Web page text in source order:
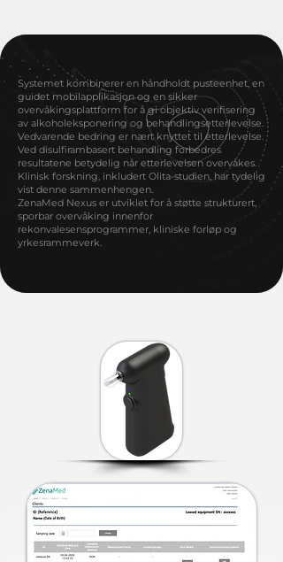
Systemet kombinerer en håndholdt pusteenhet, en
guidet mobilapplikasjon og en sikker
overvåkingsplattform for å gi objektiv verifisering
av alkoholeksponering og behandlingsetterlevelse.
Vedvarende bedring er nært knyttet til etterlevelse.
Ved disulfirambasert behandling forbedres
resultatene betydelig når etterlevelsen overvåkes.
Klinisk forskning, inkludert Olita-studien, har tydelig
vist denne sammenhengen.
ZenaMed Nexus er utviklet for å støtte strukturert,
sporbar overvåking innenfor
rekonvalesensprogrammer, kliniske forløp og
yrkesrammeverk.